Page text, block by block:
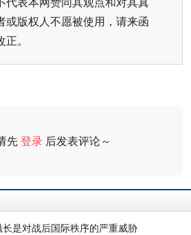
或版权人不愿被使用，请来函
。
先登录 后发表评论～
是对战后国际秩序的严重威胁